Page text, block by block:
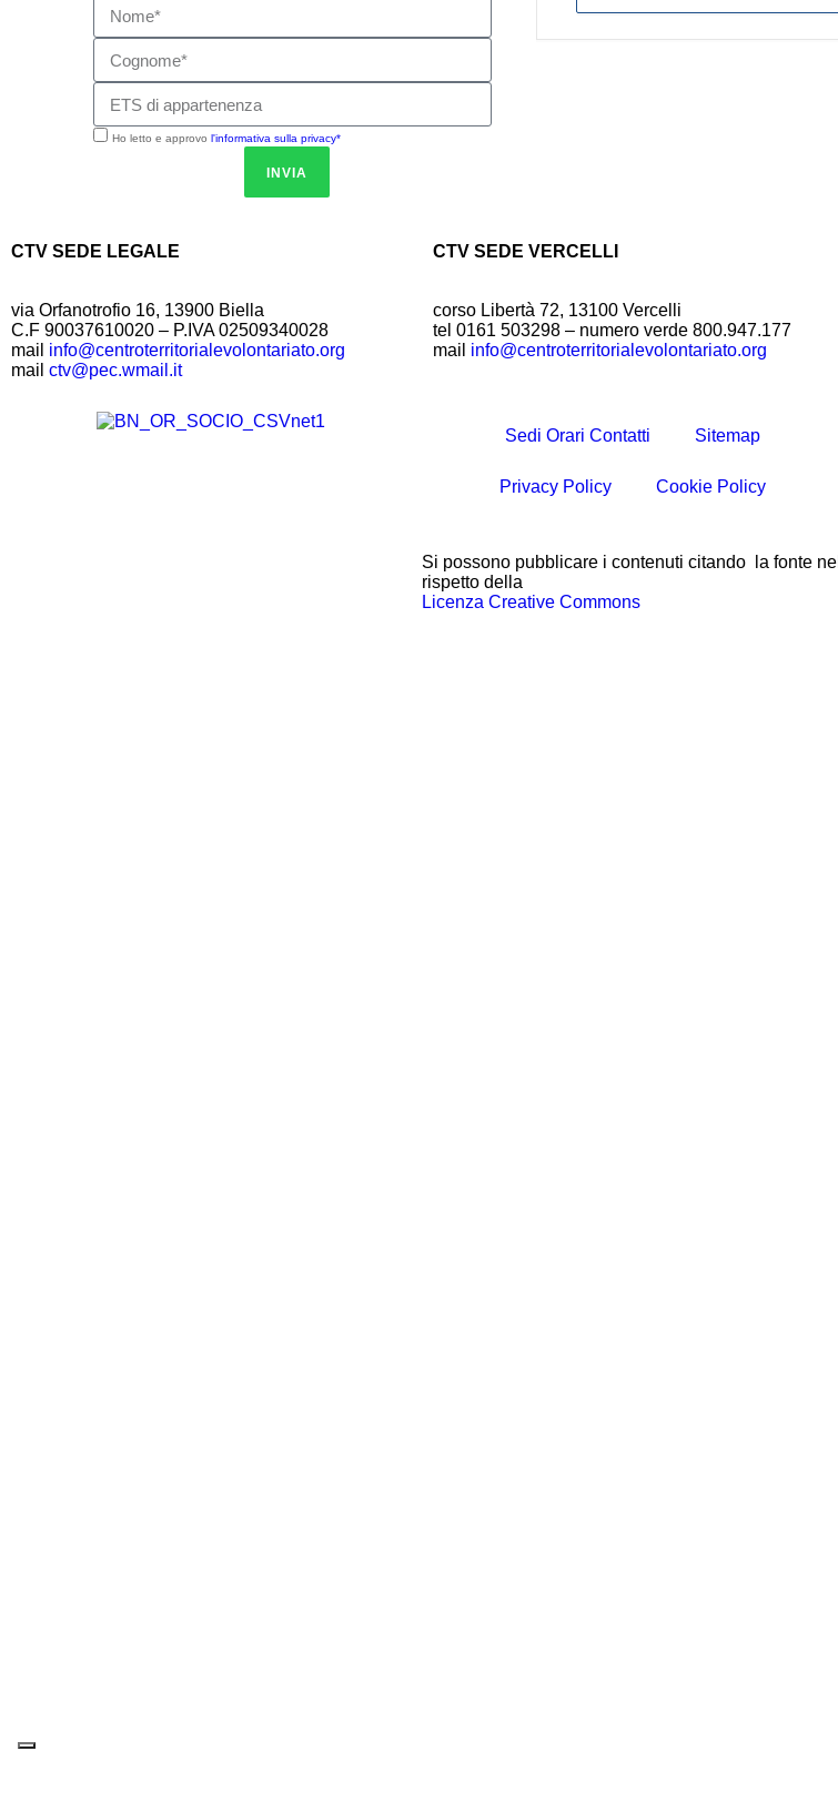
Ho letto e approvo l'informativa sulla privacy*
INVIA
CTV SEDE LEGALE
via Orfanotrofio 16, 13900 Biella
C.F 90037610020 – P.IVA 02509340028
mail info@centroterritorialevolontariato.org
mail ctv@pec.wmail.it
CTV SEDE VERCELLI
corso Libertà 72, 13100 Vercelli
tel 0161 503298 – numero verde 800.947.177
mail info@centroterritorialevolontariato.org
Sedi Orari Contatti Sitemap
Privacy Policy Cookie Policy
Si possono pubblicare i contenuti citando la fonte nel
rispetto della
Licenza Creative Commons